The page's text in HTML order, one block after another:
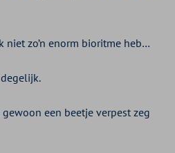
niet zo’n enorm bioritme heb…
een beetje verpest zeg